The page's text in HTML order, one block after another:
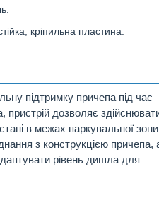
кріпильна пластина.
підтримку причепа під час
пристрій дозволяє
в межах паркувальної
з конструкцією причепа,
рівень дишла для